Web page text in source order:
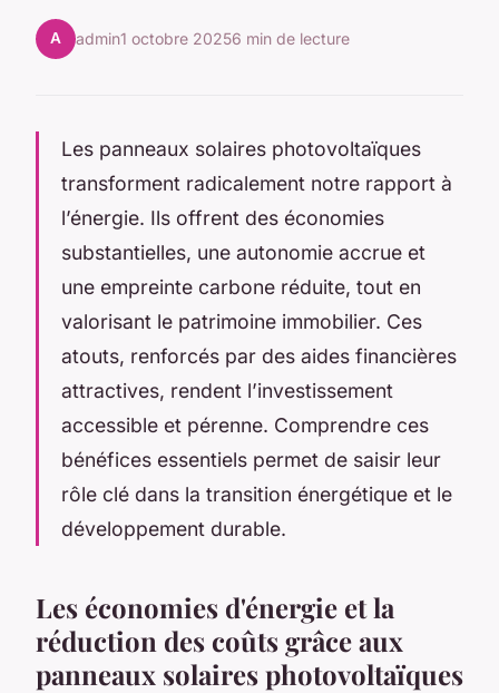
A admin1 octobre 20256 min de lecture
Les panneaux solaires photovoltaïques
transforment radicalement notre rapport à
l’énergie. Ils offrent des économies
substantielles, une autonomie accrue et
une empreinte carbone réduite, tout en
valorisant le patrimoine immobilier. Ces
atouts, renforcés par des aides financières
attractives, rendent l’investissement
accessible et pérenne. Comprendre ces
bénéfices essentiels permet de saisir leur
rôle clé dans la transition énergétique et le
développement durable.
Les économies d'énergie et la
réduction des coûts grâce aux
panneaux solaires photovoltaïques